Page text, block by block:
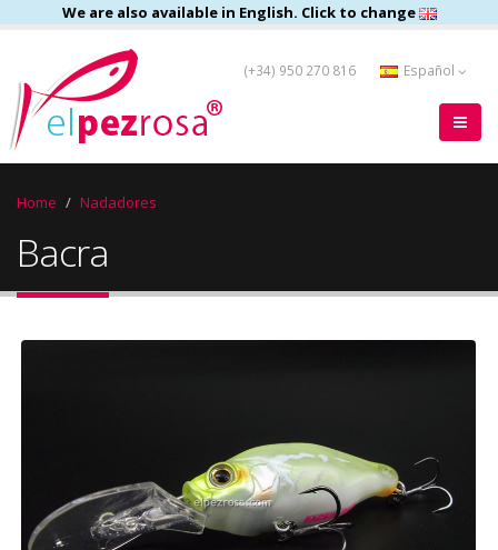
We are also available in English. Click to change
(+34) 950 270 816 Español
Home Nadadores
Bacra